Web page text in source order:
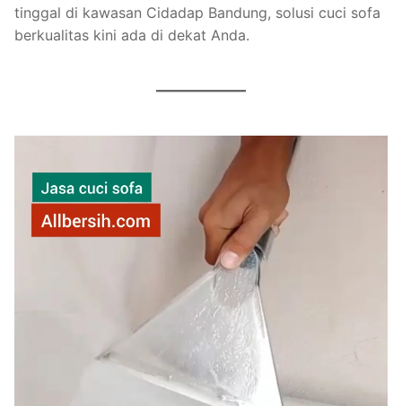
tinggal di kawasan Cidadap Bandung, solusi cuci sofa
berkualitas kini ada di dekat Anda.